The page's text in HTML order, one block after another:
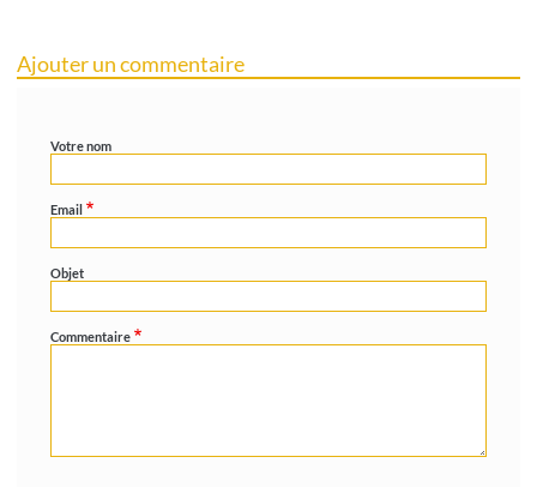
Ajouter un commentaire
Votre nom
Email
Objet
Commentaire